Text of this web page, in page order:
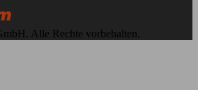
Alle Rechte vorbehalten.